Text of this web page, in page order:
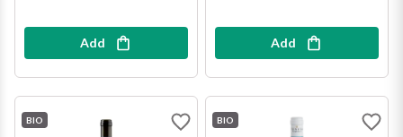
Champagne Region
Casali 1900
Lomabrdia Wines
Piemonte Wines
Puglia Wines
Add Add
BIO BIO